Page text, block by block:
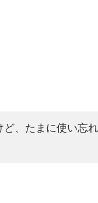
、たまに使い忘